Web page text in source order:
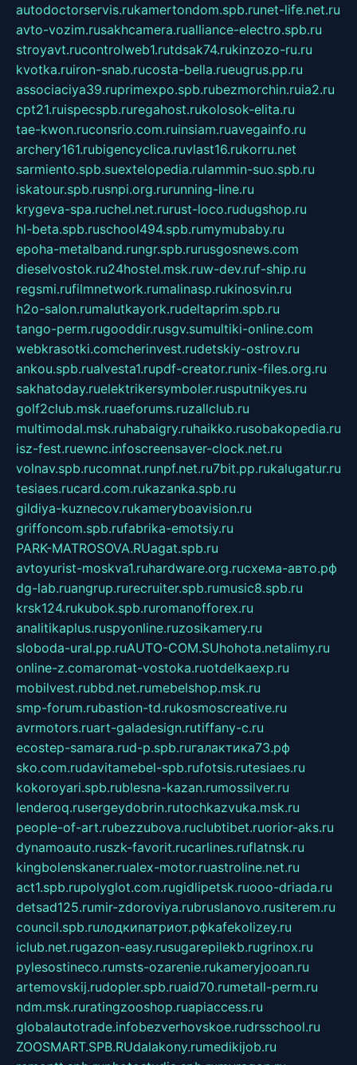
autodoctorservis.rukamertondom.spb.runet-life.net.ru
avto-vozim.rusakhcamera.rualliance-electro.spb.ru
stroyavt.rucontrolweb1.rutdsak74.rukinzozo-ru.ru
kvotka.ruiron-snab.rucosta-bella.rueugrus.pp.ru
associaciya39.ruprimexpo.spb.rubezmorchin.ruia2.ru
cpt21.ruispecspb.ruregahost.rukolosok-elita.ru
tae-kwon.ruconsrio.com.ruinsiam.ruavegainfo.ru
archery161.rubigencyclica.ruvlast16.rukorru.net
sarmiento.spb.suextelopedia.rulammin-suo.spb.ru
iskatour.spb.rusnpi.org.rurunning-line.ru
krygeva-spa.ruchel.net.rurust-loco.rudugshop.ru
hl-beta.spb.ruschool494.spb.rumymubaby.ru
epoha-metalband.rungr.spb.rurusgosnews.com
dieselvostok.ru24hostel.msk.ruw-dev.ruf-ship.ru
regsmi.rufilmnetwork.rumalinasp.rukinosvin.ru
h2o-salon.rumalutkayork.rudeltaprim.spb.ru
tango-perm.rugooddir.rusgv.sumultiki-online.com
webkrasotki.comcherinvest.rudetskiy-ostrov.ru
ankou.spb.rualvesta1.rupdf-creator.runix-files.org.ru
sakhatoday.ruelektrikersymboler.rusputnikyes.ru
golf2club.msk.ruaeforums.ruzallclub.ru
multimodal.msk.ruhabaigry.ruhaikko.rusobakopedia.ru
isz-fest.ruewnc.infoscreensaver-clock.net.ru
volnav.spb.rucomnat.runpf.net.ru7bit.pp.rukalugatur.ru
tesiaes.rucard.com.rukazanka.spb.ru
gildiya-kuznecov.rukameryboavision.ru
griffoncom.spb.rufabrika-emotsiy.ru
PARK-MATROSOVA.RUagat.spb.ru
avtoyurist-moskva1.ruhardware.org.ruсхема-авто.рф
dg-lab.ruangrup.rurecruiter.spb.rumusic8.spb.ru
krsk124.rukubok.spb.ruromanofforex.ru
analitikaplus.ruspyonline.ruzosikamery.ru
sloboda-ural.pp.ruAUTO-COM.SUhohota.netalimy.ru
online-z.comaromat-vostoka.ruotdelkaexp.ru
mobilvest.rubbd.net.rumebelshop.msk.ru
smp-forum.rubastion-td.rukosmoscreative.ru
avrmotors.ruart-galadesign.rutiffany-c.ru
ecostep-samara.rud-p.spb.ruгалактика73.рф
sko.com.rudavitamebel-spb.rufotsis.rutesiaes.ru
kokoroyari.spb.rublesna-kazan.rumossilver.ru
lenderoq.rusergeydobrin.rutochkazvuka.msk.ru
people-of-art.rubezzubova.ruclubtibet.ruorior-aks.ru
dynamoauto.ruszk-favorit.rucarlines.ruflatnsk.ru
kingbolenskaner.rualex-motor.ruastroline.net.ru
act1.spb.rupolyglot.com.rugidlipetsk.ruooo-driada.ru
detsad125.rumir-zdoroviya.rubruslanovo.rusiterem.ru
council.spb.ruлодкипатриот.рфkafekolizey.ru
iclub.net.rugazon-easy.rusugarepilekb.rugrinox.ru
pylesostineco.rumsts-ozarenie.rukameryjooan.ru
artemovskij.rudopler.spb.ruaid70.rumetall-perm.ru
ndm.msk.ruratingzooshop.ruapiaccess.ru
globalautotrade.infobezverhovskoe.rudrsschool.ru
ZOOSMART.SPB.RUdalakony.rumedikijob.ru